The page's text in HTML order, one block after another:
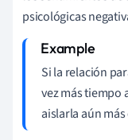
psicológicas
Si la relación
vez más tiempo
aislarla aún